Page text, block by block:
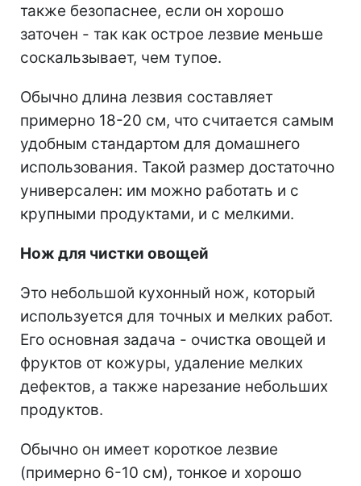
также безопаснее, если он хорошо
заточен - так как острое лезвие меньше
соскальзывает, чем тупое.
Обычно длина лезвия составляет
примерно 18-20 см, что считается самым
удобным стандартом для домашнего
использования. Такой размер достаточно
универсален: им можно работать и с
крупными продуктами, и с мелкими.
Нож для чистки овощей
Это небольшой кухонный нож, который
используется для точных и мелких работ.
Его основная задача - очистка овощей и
фруктов от кожуры, удаление мелких
дефектов, а также нарезание небольших
продуктов.
Обычно он имеет короткое лезвие
(примерно 6-10 см), тонкое и хорошо